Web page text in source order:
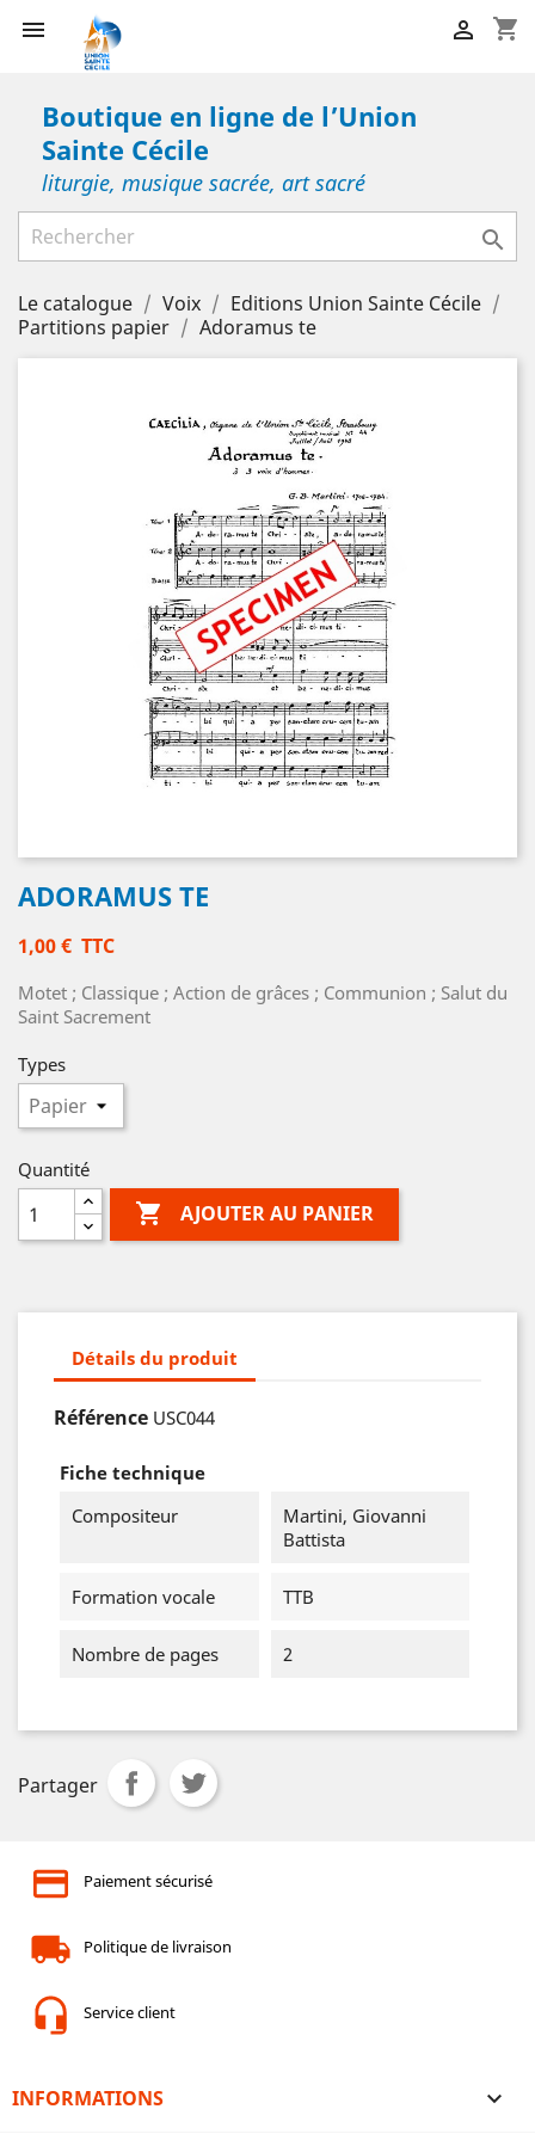
 shopping_cart

Boutique en ligne de l’Union
Sainte Cécile
liturgie, musique sacrée, art sacré

Le catalogue Voix
Editions Union Sainte Cécile
Partitions papier
Adoramus te
ADORAMUS TE
1,00 € TTC
Motet ; Classique ; Action de grâces ; Communion ; Salut du
Saint Sacrement
Types
Quantité
 AJOUTER AU PANIER
Détails du produit
Référence USC044
Fiche technique
Compositeur
Martini, Giovanni
Battista
Formation vocale TTB
Nombre de pages 2
Partager
Paiement sécurisé
Politique de livraison
Service client
INFORMATIONS 